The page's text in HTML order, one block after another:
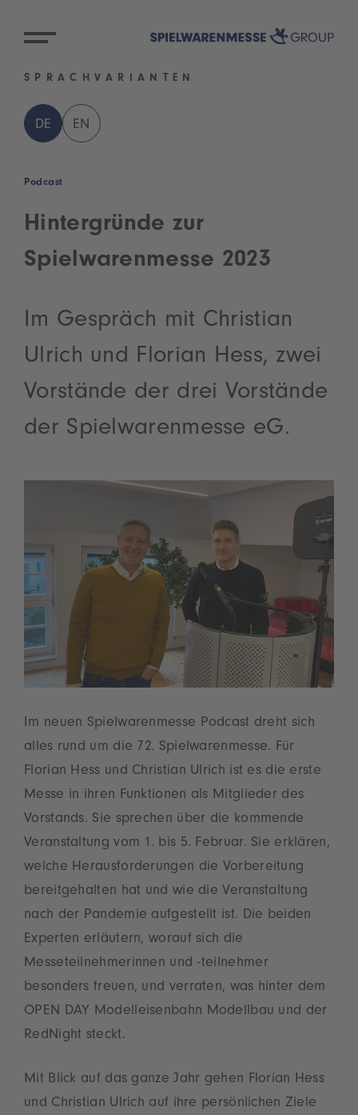
SPRACHVARIANTEN
DE EN
Podcast
Hintergründe zur
Spielwarenmesse 2023
Im Gespräch mit Christian
Ulrich und Florian Hess, zwei
Vorstände der drei Vorstände
der Spielwarenmesse eG.
Im neuen Spielwarenmesse Podcast dreht sich
alles rund um die 72. Spielwarenmesse. Für
Florian Hess und Christian Ulrich ist es die erste
Messe in ihren Funktionen als Mitglieder des
Vorstands. Sie sprechen über die kommende
Veranstaltung vom 1. bis 5. Februar. Sie erklären,
welche Herausforderungen die Vorbereitung
bereitgehalten hat und wie die Veranstaltung
nach der Pandemie aufgestellt ist. Die beiden
Experten erläutern, worauf sich die
Messeteilnehmerinnen und -teilnehmer
besonders freuen, und verraten, was hinter dem
OPEN DAY Modelleisenbahn Modellbau und der
RedNight steckt.
Mit Blick auf das ganze Jahr gehen Florian Hess
und Christian Ulrich auf ihre persönlichen Ziele